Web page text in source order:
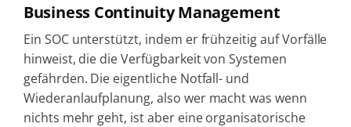
Business Continuity Management
Ein SOC unterstützt, indem er frühzeitig auf Vorfälle
hinweist, die die Verfügbarkeit von Systemen
gefährden. Die eigentliche Notfall- und
Wiederanlaufplanung, also wer macht was wenn
nichts mehr geht, ist aber eine organisatorische